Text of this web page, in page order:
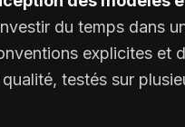
du temps dans
explicites et
testés sur